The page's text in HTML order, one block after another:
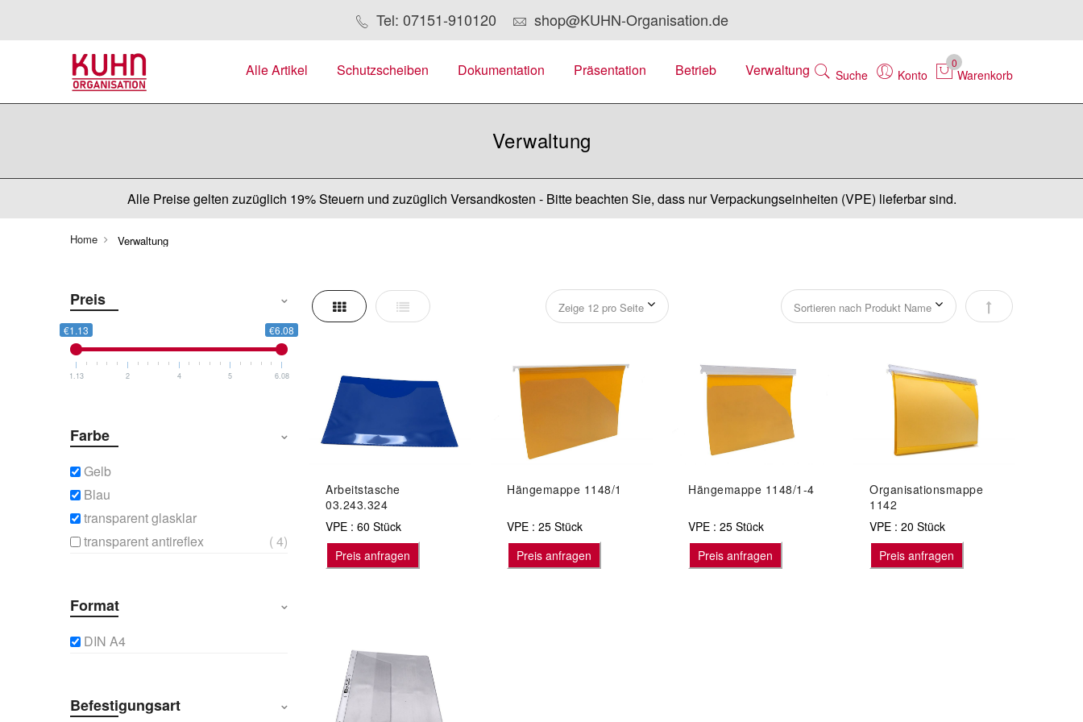
Tel: 07151-910120 shop@KUHN-Organisation.de
Alle Artikel Schutzscheiben Dokumentation Präsentation Betrieb Verwaltung Suche Konto
0
Warenkorb
Verwaltung
Alle Preise gelten zuzüglich 19% Steuern und zuzüglich Versandkosten - Bitte beachten Sie, dass nur Verpackungseinheiten (VPE) lieferbar sind.
Home Verwaltung
Raster Liste Absteigend
Arbeitstasche
03.243.324
VPE : 60 Stück
Preis anfragen
Hängemappe 1148/1
VPE : 25 Stück
Preis anfragen
Hängemappe 1148/1-4
VPE : 25 Stück
Preis anfragen
Organisationsmappe
1142
VPE : 20 Stück
Preis anfragen
Preis
€1.13 €6.08
1.13 2 4 5 6.08
Farbe
Gelb
Blau
transparent glasklar
transparent antireflex
4
Format
DIN A4
Befestigungsart